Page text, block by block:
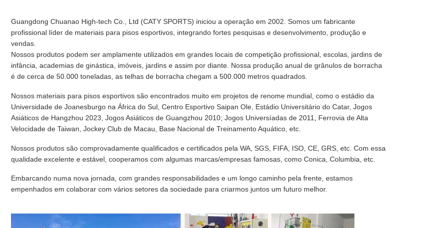
Guangdong Chuanao High-tech Co., Ltd (CATY SPORTS) iniciou a operação em 2002. Somos um fabricante
profissional líder de materiais para pisos esportivos, integrando fortes pesquisas e desenvolvimento, produção e
vendas.
Nossos produtos podem ser amplamente utilizados em grandes locais de competição profissional, escolas, jardins de
infância, academias de ginástica, imóveis, jardins e assim por diante. Nossa produção anual de grânulos de borracha
é de cerca de 50.000 toneladas, as telhas de borracha chegam a 500.000 metros quadrados.
Nossos materiais para pisos esportivos são encontrados muito em projetos de renome mundial, como o estádio da
Universidade de Joanesburgo na África do Sul, Centro Esportivo Saipan Ole, Estádio Universitário do Catar, Jogos
Asiáticos de Hangzhou 2023, Jogos Asiáticos de Guangzhou 2010; Jogos Universíadas de 2011, Ferrovia de Alta
Velocidade de Taiwan, Jockey Club de Macau, Base Nacional de Treinamento Aquático, etc.
Nossos produtos são comprovadamente qualificados e certificados pela WA, SGS, FIFA, ISO, CE, GRS, etc. Com essa
qualidade excelente e estável, cooperamos com algumas marcas/empresas famosas, como Conica, Columbia, etc.
Embarcando numa nova jornada, com grandes responsabilidades e um longo caminho pela frente, estamos
empenhados em colaborar com vários setores da sociedade para criarmos juntos um futuro melhor.